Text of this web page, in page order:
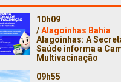
10h09
/Alagoinhas Bahia
Alagoinhas: A
Saúde informa a
Multivacinação
09h55